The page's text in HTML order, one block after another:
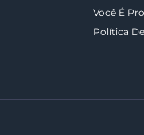
Você É
Política